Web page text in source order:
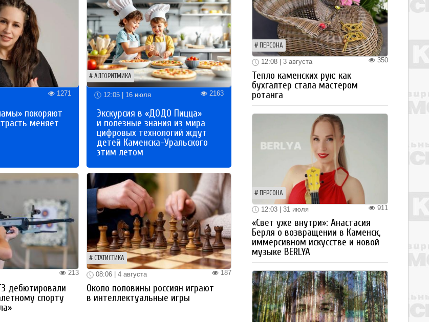
1271
покоряют
меняет
АЛГОРИТМИКА
12:05 | 16 июля 2163
Экскурсия в «ДОДО Пицца»
и полезные знания из мира
цифровых технологий ждут
детей Каменска-Уральского
этим летом
213
дебютировали
спорту
СТАТИСТИКА
187
08:06 | 4 августа
Около половины россиян играют
в интеллектуальные игры
ПЕРСОНА
350
12:08 | 3 августа
Тепло каменских рук: как
бухгалтер стала мастером
ротанга
ПЕРСОНА
911
12:03 | 31 июля
«Свет уже внутри»: Анастасия
Берля о возвращении в Каменск,
иммерсивном искусстве и новой
музыке BERLYA